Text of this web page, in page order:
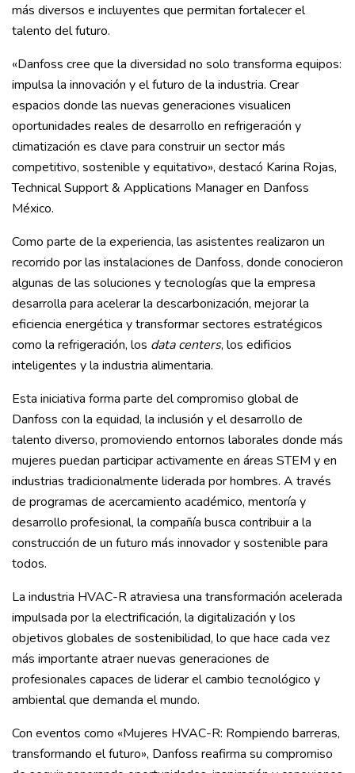
más diversos e incluyentes que permitan fortalecer el
talento del futuro.
«Danfoss cree que la diversidad no solo transforma equipos:
impulsa la innovación y el futuro de la industria. Crear
espacios donde las nuevas generaciones visualicen
oportunidades reales de desarrollo en refrigeración y
climatización es clave para construir un sector más
competitivo, sostenible y equitativo», destacó Karina Rojas,
Technical Support & Applications Manager en Danfoss
México.
Como parte de la experiencia, las asistentes realizaron un
recorrido por las instalaciones de Danfoss, donde conocieron
algunas de las soluciones y tecnologías que la empresa
desarrolla para acelerar la descarbonización, mejorar la
eficiencia energética y transformar sectores estratégicos
como la refrigeración, los data centers, los edificios
inteligentes y la industria alimentaria.
Esta iniciativa forma parte del compromiso global de
Danfoss con la equidad, la inclusión y el desarrollo de
talento diverso, promoviendo entornos laborales donde más
mujeres puedan participar activamente en áreas STEM y en
industrias tradicionalmente liderada por hombres. A través
de programas de acercamiento académico, mentoría y
desarrollo profesional, la compañía busca contribuir a la
construcción de un futuro más innovador y sostenible para
todos.
La industria HVAC-R atraviesa una transformación acelerada
impulsada por la electrificación, la digitalización y los
objetivos globales de sostenibilidad, lo que hace cada vez
más importante atraer nuevas generaciones de
profesionales capaces de liderar el cambio tecnológico y
ambiental que demanda el mundo.
Con eventos como «Mujeres HVAC-R: Rompiendo barreras,
transformando el futuro», Danfoss reafirma su compromiso